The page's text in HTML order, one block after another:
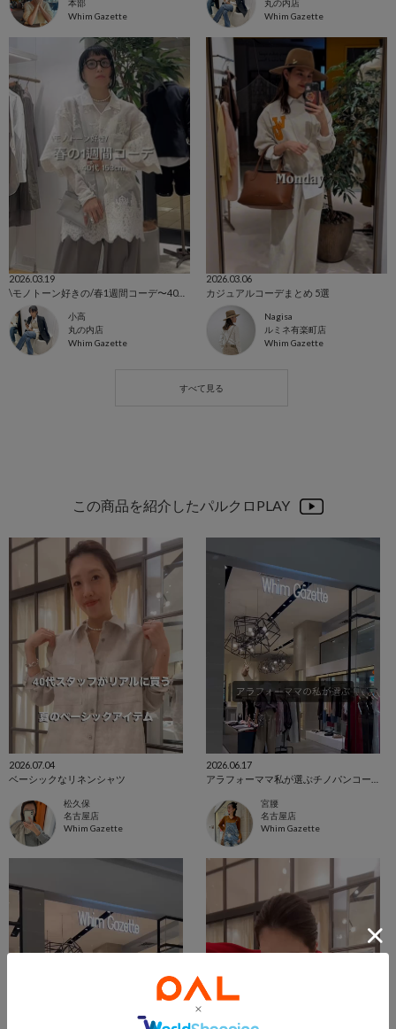
本部
Whim Gazette
丸の内店
Whim Gazette
2026.03.19
\モノトーン好きの/春1週間コーデ〜40代 153cm〜
小高
丸の内店
Whim Gazette
2026.03.06
カジュアルコーデまとめ 5選
Nagisa
ルミネ有楽町店
Whim Gazette
この商品を紹介したパルクロPLAY
2026.07.04
ベーシックなリネンシャツ
松久保
名古屋店
Whim Gazette
2026.06.17
宮腰
名古屋店
Whim Gazette